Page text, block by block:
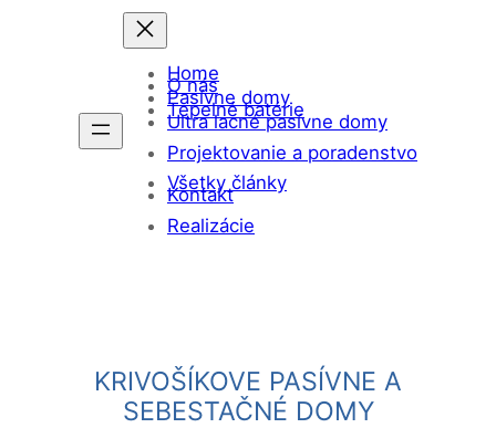
Home
O nás
Pasívne domy
Tepelné batérie
Ultra lacné pasívne domy
Projektovanie a poradenstvo
Všetky články
Kontakt
Realizácie
KRIVOŠÍKOVE PASÍVNE A
SEBESTAČNÉ DOMY